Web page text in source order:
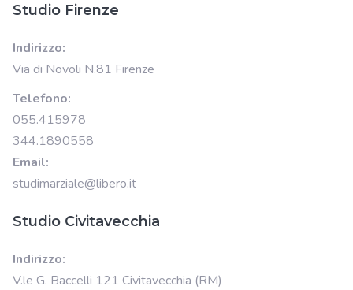
Studio Firenze
Indirizzo:
Via di Novoli N.81 Firenze
Telefono:
055.415978
344.1890558
Email:
studimarziale@libero.it
Studio Civitavecchia
Indirizzo:
V.le G. Baccelli 121 Civitavecchia (RM)